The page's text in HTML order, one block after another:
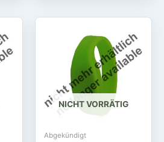
NICHT VORRÄTIG
Abgekündigt